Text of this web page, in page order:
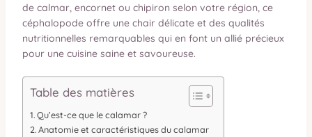
de calmar, encornet ou chipiron selon votre région, ce
céphalopode offre une chair délicate et des qualités
nutritionnelles remarquables qui en font un allié précieux
pour une cuisine saine et savoureuse.
Table des matières
Qu’est-ce que le calamar ?
Anatomie et caractéristiques du calamar